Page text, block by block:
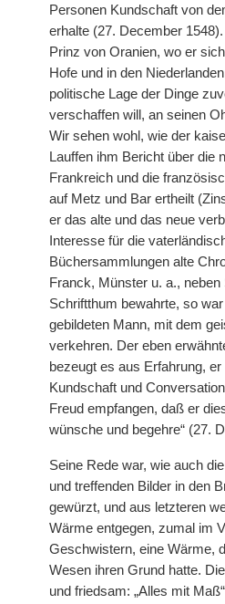
Personen Kundschaft von
erhalte (27. December
Prinz von Oranien, wo er
Hofe und in den
politische Lage der Dinge
verschaffen will, an seinen
Wir sehen wohl, wie der
Lauffen ihm Bericht über die
Frankreich und die
auf Metz und Bar ertheilt
er das alte und das neue
Interesse für die
Büchersammlungen alte
Franck, Münster u. a.,
Schriftthum bewahrte, so
gebildeten Mann, mit dem
verkehren. Der eben
bezeugt es aus Erfahrung, er
Kundschaft und
Freud empfangen, daß er
wünsche und begehre“ (27.
Seine Rede war, wie auch
und treffenden Bilder in den
gewürzt, und aus letzteren
Wärme entgegen, zumal im
Geschwistern, eine Wärme,
Wesen ihren Grund hatte.
und friedsam: „Alles mit Maß“